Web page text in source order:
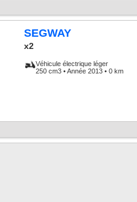
SEGWAY
x2
Véhicule électrique léger
250 cm3 • Année 2013 • 0 km